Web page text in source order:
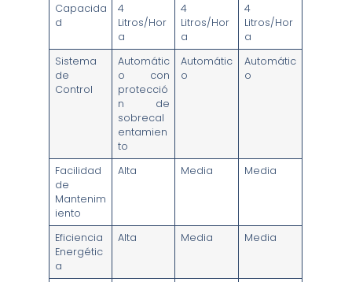
Capacida
d
4
Litros/Hor
a
4
Litros/Hor
a
4
Litros/Hor
a
Sistema
de
Control
Automátic
o con
protecció
n de
sobrecal
entamien
to
Automátic
o
Automátic
o
Facilidad
de
Mantenim
iento
Alta Media Media
Eficiencia
Energétic
a
Alta Media Media